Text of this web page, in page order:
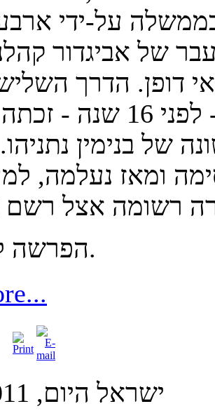
על-ידי
של אביגדור
דופן. הדרך
לבחירות לכנסת ה-14 בשנת 1996
של בנימין
ומאז נעלמה,
הפרשה לא מובנת.
ישראל היום, 16.12.2011